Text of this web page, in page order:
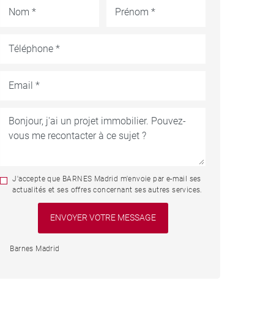
J'accepte que BARNES Madrid m'envoie par e-mail ses
actualités et ses offres concernant ses autres services.
Barnes Madrid